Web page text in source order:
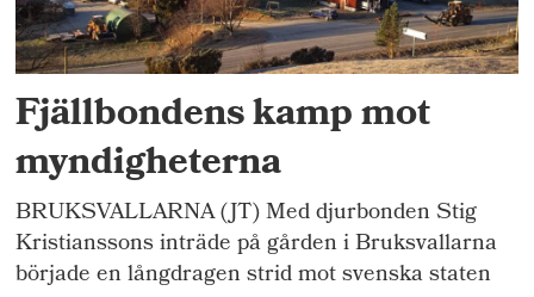
Fjällbondens kamp mot
myndigheterna
BRUKSVALLARNA (JT) Med djurbonden Stig
Kristianssons inträde på gården i Bruksvallarna
började en långdragen strid mot svenska staten